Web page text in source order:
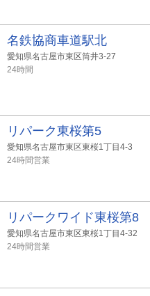
名鉄協商車道駅北
愛知県名古屋市東区筒井3-27
24時間
リパーク東桜第5
愛知県名古屋市東区東桜1丁目4-3
24時間営業
リパークワイド東桜第8
愛知県名古屋市東区東桜1丁目4-32
24時間営業